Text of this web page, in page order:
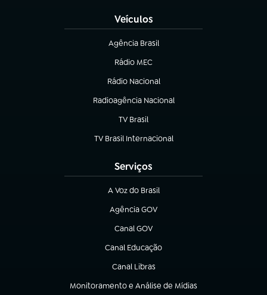
Veículos
Agência Brasil
(abre em nova aba)
Rádio MEC
(abre em nova aba)
Rádio Nacional
Radioagência Nacional
(abre em nova aba)
TV Brasil
(abre em nova aba)
TV Brasil Internacional
(abre em nova aba)
Serviços
A Voz do Brasil
(abre em nova aba)
Agência GOV
(abre em nova aba)
Canal GOV
(abre em nova aba)
Canal Educação
(abre em nova aba)
Canal Libras
(abre em nova aba)
Monitoramento e Análise de Mídias
(abre em nova aba)